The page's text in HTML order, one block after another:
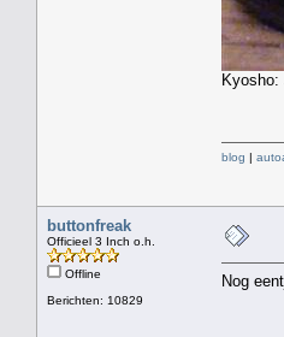
Kyosho:
blog |
buttonfreak
Officieel 3 Inch o.h.
Offline
Berichten: 10829
Nog